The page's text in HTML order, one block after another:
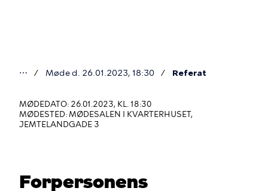
er
her
⋯ Møde d. 26.01.2023, 18:30 Referat
MØDEDATO: 26.01.2023, KL. 18:30
MØDESTED: MØDESALEN I KVARTERHUSET,
JEMTELANDGADE 3
Forpersonens